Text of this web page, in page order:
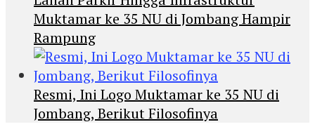
Muktamar ke 35 NU di Jombang Hampir
Rampung
Resmi, Ini Logo Muktamar ke 35 NU di
Jombang, Berikut Filosofinya